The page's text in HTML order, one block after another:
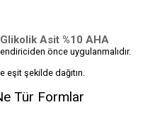
Asit %10 AHA
önce uygulanmalıdır.
eşit şekilde dağıtın.
Tür Formlar